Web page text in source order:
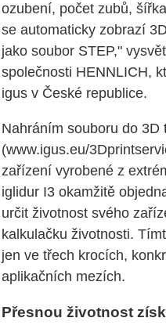
ozubení, počet zubů,
se automaticky zobrazí
jako soubor STEP,"
společnosti HENNLICH,
igus v České republice.
Nahráním souboru do 3D
(www.igus.eu/
zařízení vyrobené z
iglidur I3 okamžitě
určit životnost svého
kalkulačku životnosti.
jen ve třech krocích,
aplikačních mezích.
Přesnou životnost